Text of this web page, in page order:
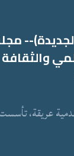
والثقافة
عریقة،